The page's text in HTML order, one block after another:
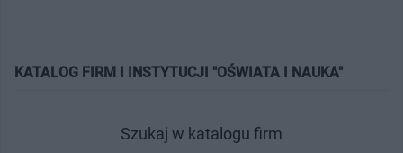
KATALOG FIRM I INSTYTUCJI "OŚWIATA I NAUKA"
Szukaj w katalogu firm